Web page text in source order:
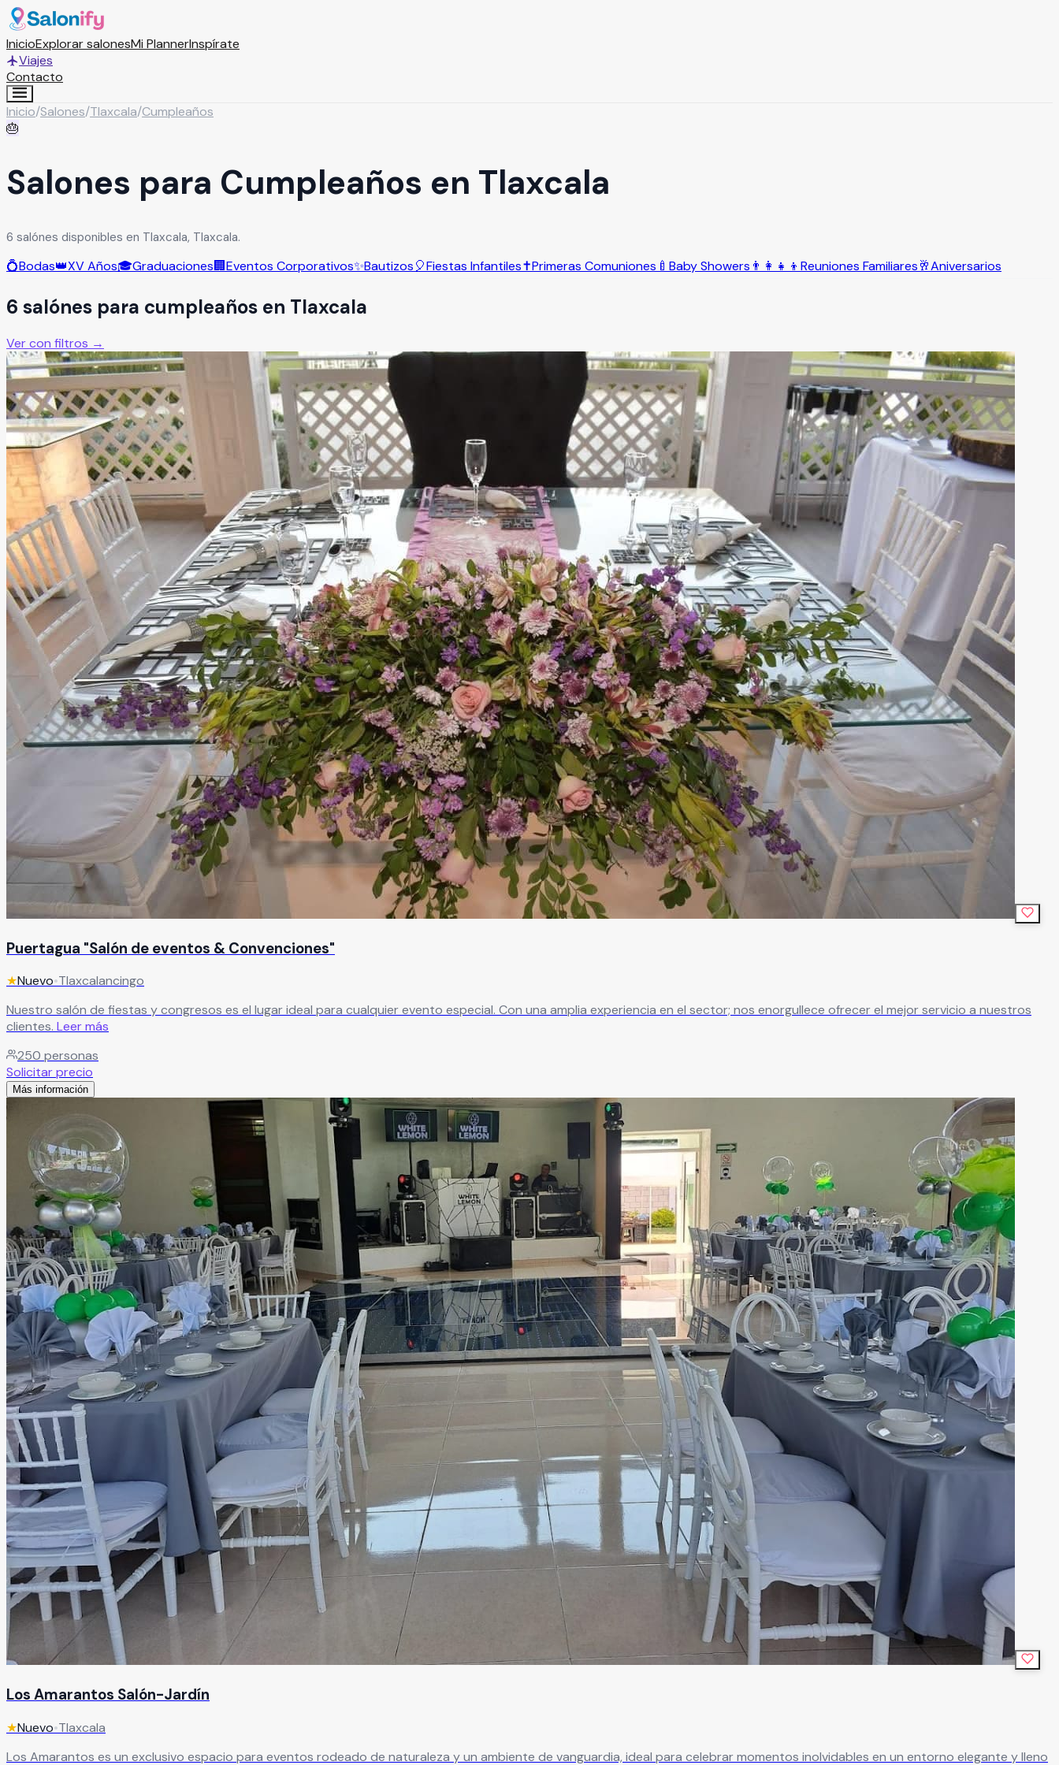
InicioExplorar salonesMi PlannerInspírate
Viajes
Contacto
Inicio/Salones/Tlaxcala/Cumpleaños
🎂
Salones para Cumpleaños en Tlaxcala
6 salónes disponibles en Tlaxcala, Tlaxcala.
💍Bodas👑XV Años🎓Graduaciones🏢Eventos Corporativos✨Bautizos🎈Fiestas Infantiles✝️Primeras Comuniones 🍼 Baby Showers 👨‍👩‍👧‍👦 Reuniones Familiares🥂Aniversarios
6 salónes para cumpleaños en Tlaxcala
Ver con filtros →
Puertagua "Salón de eventos & Convenciones"
★Nuevo•Tlaxcalancingo
Nuestro salón de fiestas y congresos es el lugar ideal para cualquier evento especial. Con una amplia experiencia en el sector; nos enorgullece ofrecer el mejor servicio a nuestros
clientes. Leer más
250 personas
Solicitar precio
Más información
Los Amarantos Salón-Jardín
★Nuevo•Tlaxcala
Los Amarantos es un exclusivo espacio para eventos rodeado de naturaleza y un ambiente de vanguardia, ideal para celebrar momentos inolvidables en un entorno elegante y lleno